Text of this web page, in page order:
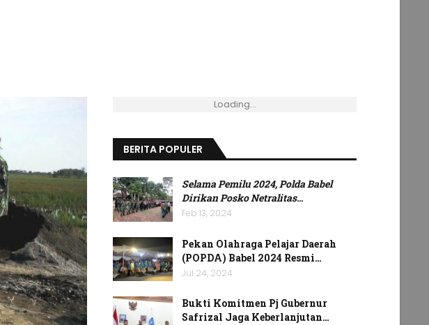
Loading...
BERITA POPULER
Selama Pemilu 2024, Polda Babel
Dirikan Posko Netralitas…
Feb 13, 2024
Pekan Olahraga Pelajar Daerah
(POPDA) Babel 2024 Resmi…
Jul 24, 2024
Bukti Komitmen Pj Gubernur
Safrizal Jaga Keberlanjutan…